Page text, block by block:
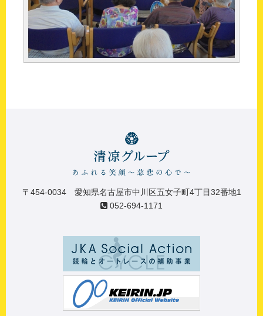
〒454-0034 愛知県名古屋市中川区五女子町4丁目32番地1
052-694-1171